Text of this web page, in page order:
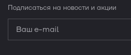
Подписаться на новости и акции
конфиденциальности
персональных данных